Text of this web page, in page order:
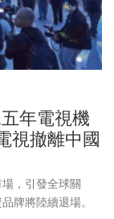
年電視機
視撤離中國
，引發全球關
牌將陸續退場。